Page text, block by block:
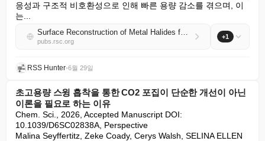
응성과 구조적 비호환성으로 인해 빠른 용량 감소를 겪으며, 이
는...
Surface Reconstruction of Metal Halides for S-Site Shielding toward Long-Cycle All-Solid-State Lithium Batteries
pubs.rsc.org
+1
RSS Hunter•6월 29일
초고용량 스윙 흡착을 통한 CO2 포집이 단순한 개선이 아닌
이론을 필요로 하는 이유
Chem. Sci., 2026, Accepted Manuscript DOI:
10.1039/D6SC02838A, Perspective
Malina Seyffertitz, Zeke Coady, Cerys Walsh, SELINA ELLEN